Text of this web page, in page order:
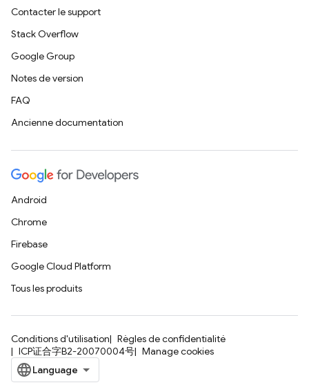
Contacter le support
Stack Overflow
Google Group
Notes de version
FAQ
Ancienne documentation
Android
Chrome
Firebase
Google Cloud Platform
Tous les produits
Conditions d'utilisation
Règles de confidentialité
ICP证合字B2-20070004号
Manage cookies